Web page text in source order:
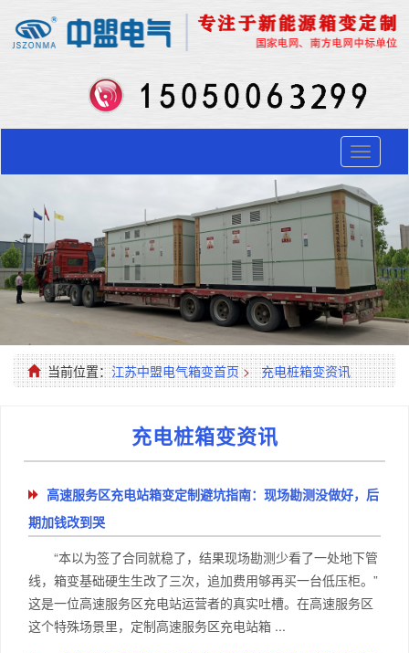
Toggle
当前位置：江苏中盟电气箱变首页 > 充电桩箱变资讯
充电桩箱变资讯
高速服务区充电站箱变定制避坑指南：现场勘测没做好，后
期加钱改到哭
“本以为签了合同就稳了，结果现场勘测少看了一处地下管
线，箱变基础硬生生改了三次，追加费用够再买一台低压柜。”
这是一位高速服务区充电站运营者的真实吐槽。在高速服务区
这个特殊场景里，定制高速服务区充电站箱 ...